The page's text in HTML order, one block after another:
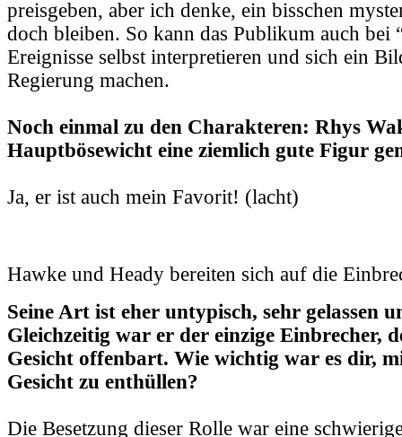
preisgeben, aber ich denke, ein bisschen
doch bleiben. So kann das Publikum auch bei
Ereignisse selbst interpretieren und sich ein
Regierung machen.
Noch einmal zu den Charakteren: Rhys
Hauptbösewicht eine ziemlich gute Figur
Ja, er ist auch mein Favorit! (lacht)
Hawke und Heady bereiten sich auf die
Seine Art ist eher untypisch, sehr gelassen
Gleichzeitig war er der einzige Einbrecher,
Gesicht offenbart. Wie wichtig war es dir,
Gesicht zu enthüllen?
Die Besetzung dieser Rolle war eine